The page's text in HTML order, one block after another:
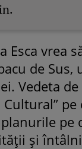
Esca vrea
de
Vedeta
Cultural”
pe
și